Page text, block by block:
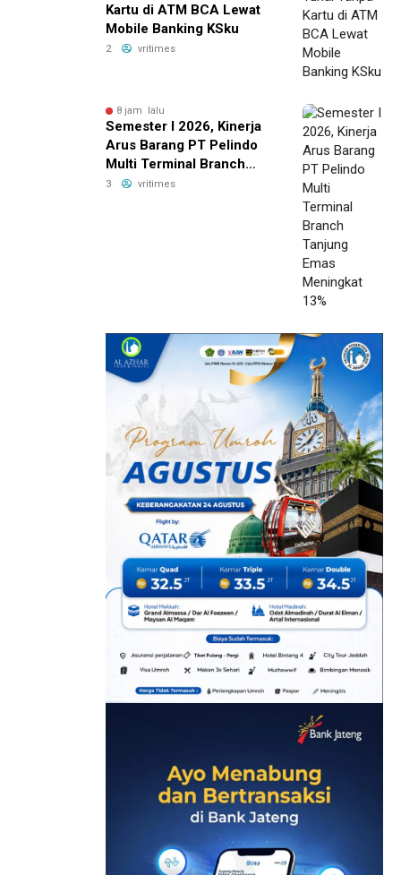
Kartu di ATM BCA Lewat
Mobile Banking KSku
2 vritimes
8 jam lalu
Semester I 2026, Kinerja
Arus Barang PT Pelindo
Multi Terminal Branch
Tanjung Emas Meningkat
3 vritimes